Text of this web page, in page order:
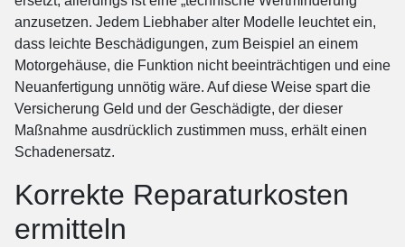
anzusetzen. Jedem Liebhaber alter Modelle leuchtet ein,
dass leichte Beschädigungen, zum Beispiel an einem
Motorgehäuse, die Funktion nicht beeinträchtigen und eine
Neuanfertigung unnötig wäre. Auf diese Weise spart die
Versicherung Geld und der Geschädigte, der dieser
Maßnahme ausdrücklich zustimmen muss, erhält einen
Schadenersatz.
Korrekte Reparaturkosten
ermitteln